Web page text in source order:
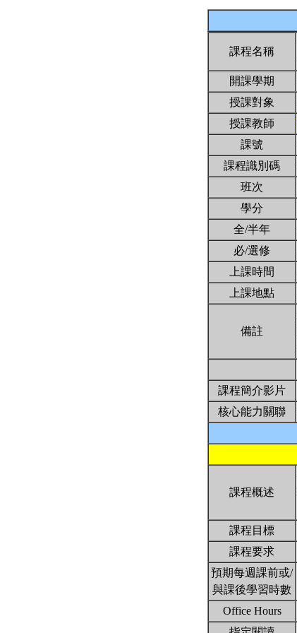
課程名稱
開課學期
授課對象
授課教師
課號
課程識別碼
班次
學分
全/半年
必/選修
上課時間
上課地點
備註
課程簡介影片
核心能力關聯
課程概述
課程目標
課程要求
預期每週課前或/
與課後學習時數
Office Hours